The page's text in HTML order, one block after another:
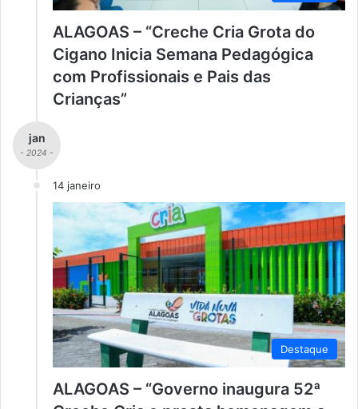
ALAGOAS – “Creche Cria Grota do
Cigano Inicia Semana Pedagógica
com Profissionais e Pais das
Crianças”
jan
- 2024 -
14 janeiro
Destaque
ALAGOAS – “Governo inaugura 52ª